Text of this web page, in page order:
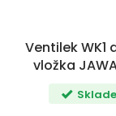
Ventilek WK1
vložka